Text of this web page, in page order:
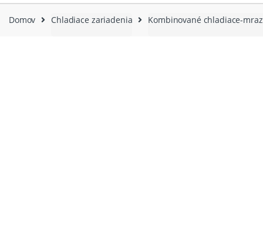
Domov Chladiace zariadenia Kombinované chladiace-